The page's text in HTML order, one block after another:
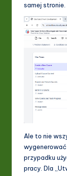
samej stronie.
Ale to nie
wygenerować
przypadku
pracy. Dla